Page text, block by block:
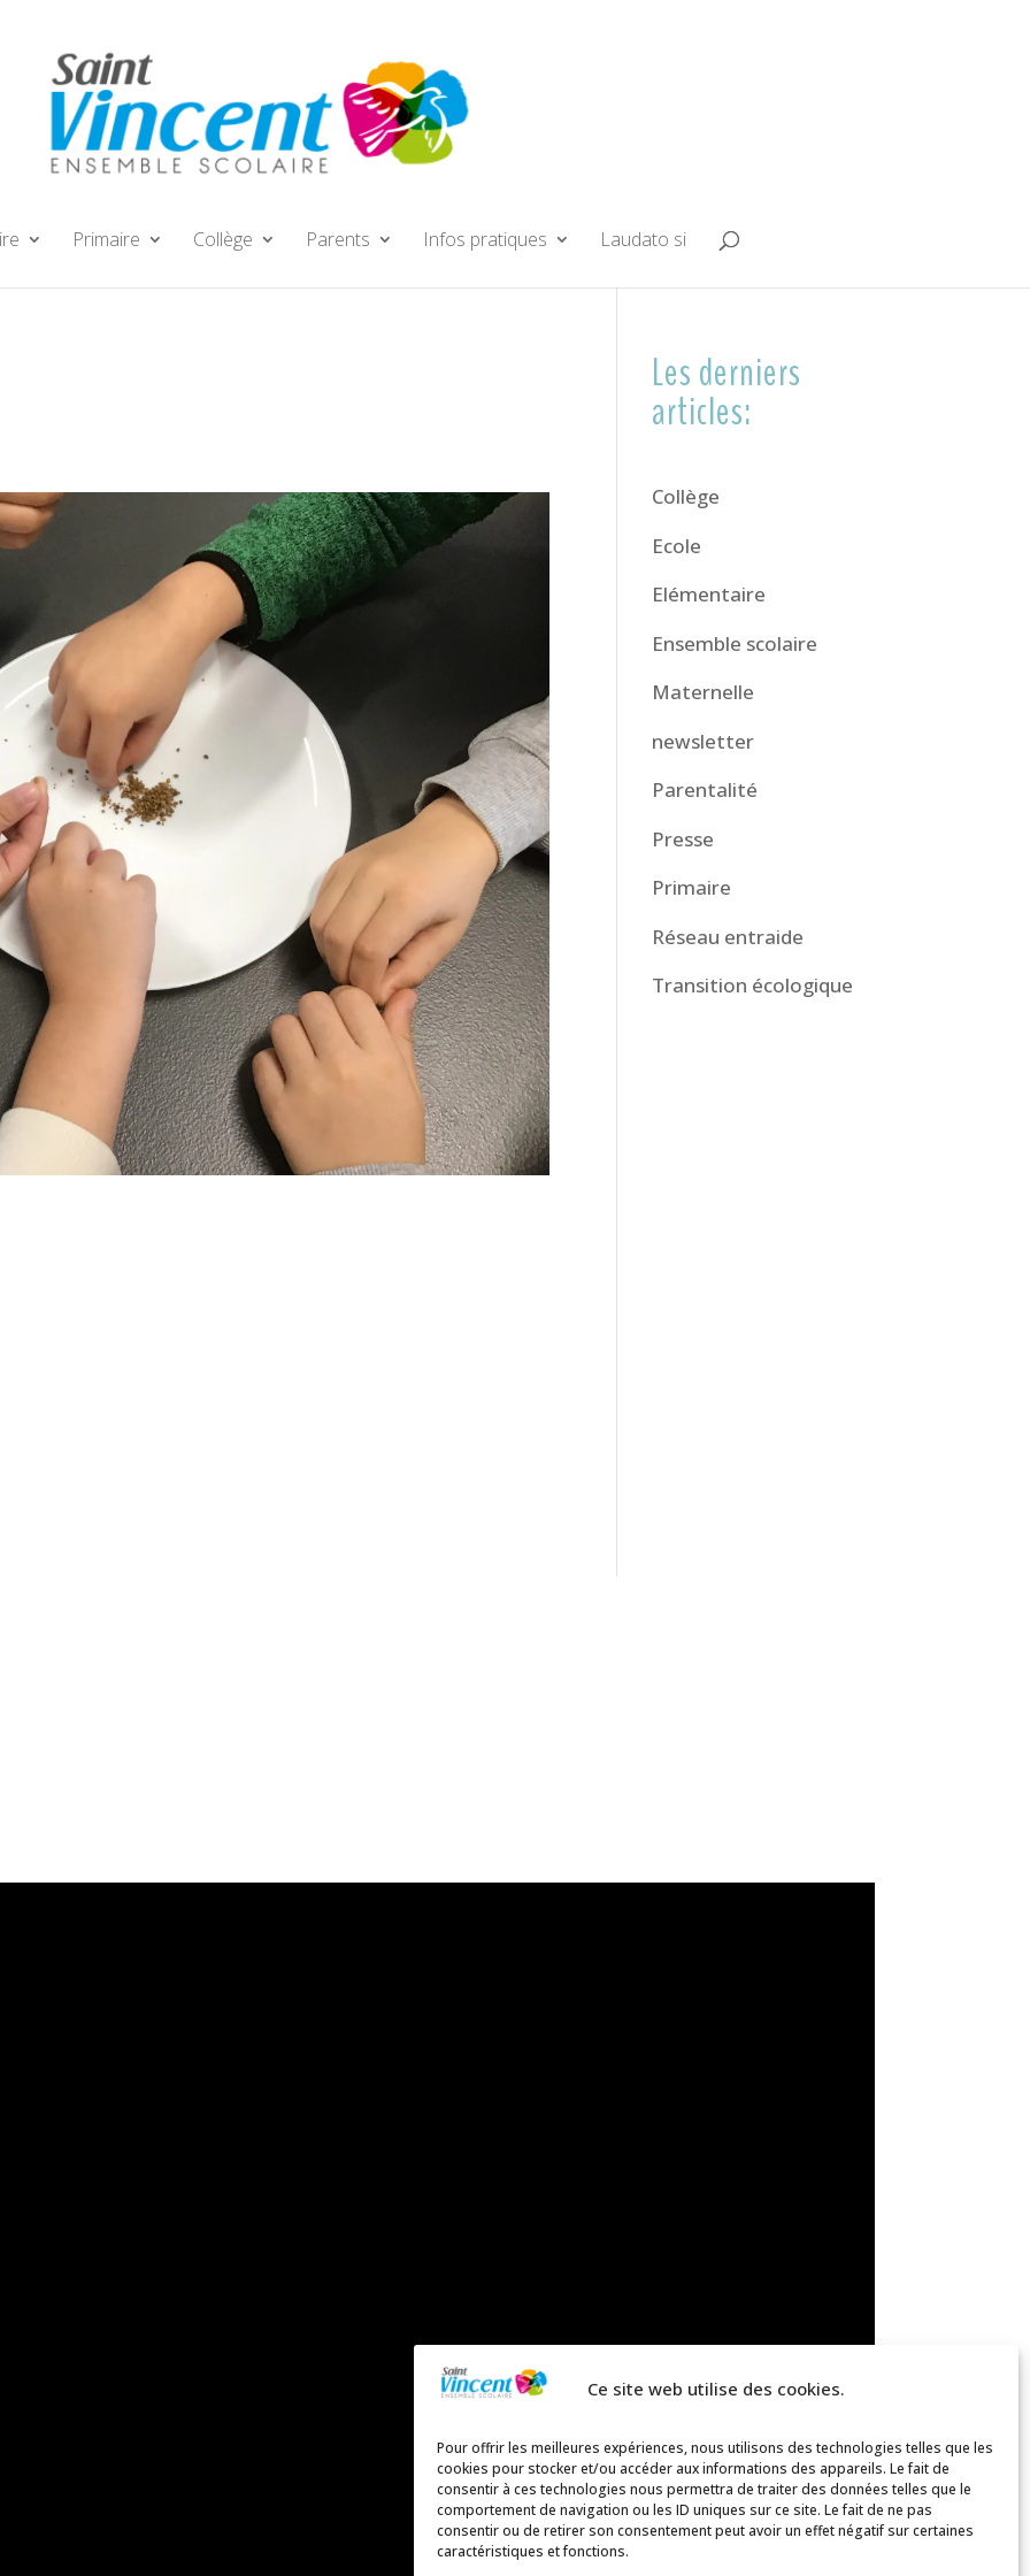
Ce site web utilise des cookies.
Pour offrir les meilleures expériences, nous utilisons des technologies telles que les
cookies pour stocker et/ou accéder aux informations des appareils. Le fait de
consentir à ces technologies nous permettra de traiter des données telles que le
comportement de navigation ou les ID uniques sur ce site. Le fait de ne pas
consentir ou de retirer son consentement peut avoir un effet négatif sur certaines
caractéristiques et fonctions.
Primaire Collège Parents Infos pratiques Laudato si
Les derniers
articles:
Collège
Ecole
Elémentaire
Ensemble scolaire
Maternelle
newsletter
Parentalité
Presse
Primaire
Réseau entraide
Transition écologique